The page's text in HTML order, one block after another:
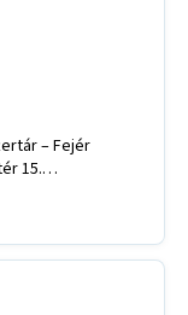
– Fejér
15.